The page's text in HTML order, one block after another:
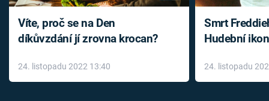
Víte, proč se na Den
díkůvzdání jí zrovna krocan?
24. listopadu 2022 13:40
Smrt
Hudební
léky
24. listopadu